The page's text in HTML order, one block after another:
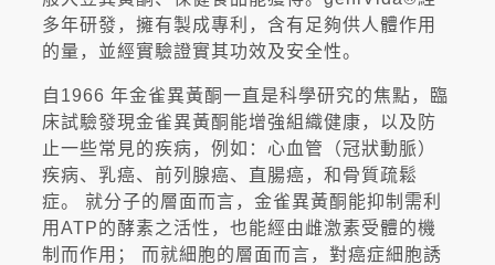
多年研發，擁有製成專利，含有足夠供人體作用
的量，並經實驗證實其功效及安全性。
自1966 年金雀異黃酮一直是科學研究的焦點，臨
床試驗發現金雀異黃酮能增強組織健康，以及防
止一些常見的疾病，例如：心血管（冠狀動脈）
疾病、乳癌、前列腺癌、直腸癌，和骨質疏鬆
症。 就分子的層面而言，金雀異黃酮能抑制需利
用ATP的酵素之活性，也能經由雌激素受體的機
制而作用； 而就細胞的層面而言，對癌症細胞誘